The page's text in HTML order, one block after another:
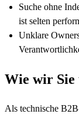
Suche ohne
ist selten
Unklare
Wie wir Sie
Als technische